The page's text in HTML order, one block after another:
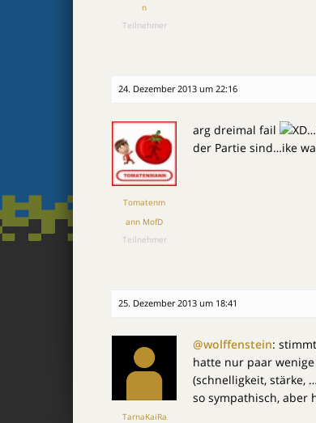
n
Teilnehmer
24. Dezember 2013 um 22:16
Tomatenm
ann MofD
Teilnehmer
arg dreimal fail
der Partie sind…ike
25. Dezember 2013 um 18:41
TarnaKaiRa
@wolffenstein:
hatte nur paar
(schnelligkeit, stärke,
so sympathisch,